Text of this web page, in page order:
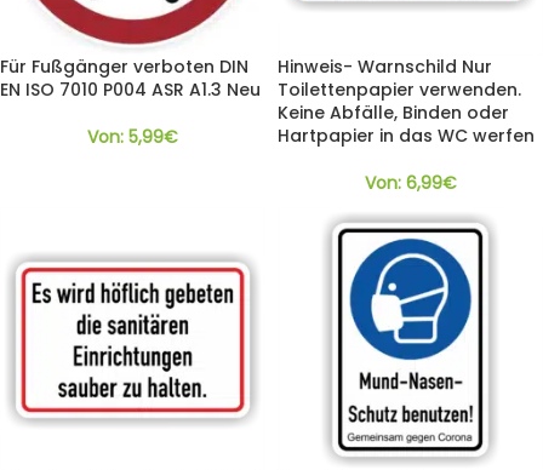
Für Fußgänger verboten DIN
EN ISO 7010 P004 ASR A1.3 Neu
Von: 5,99€
Hinweis- Warnschild Nur
Toilettenpapier verwenden.
Keine Abfälle, Binden oder
Hartpapier in das WC werfen
Von: 6,99€